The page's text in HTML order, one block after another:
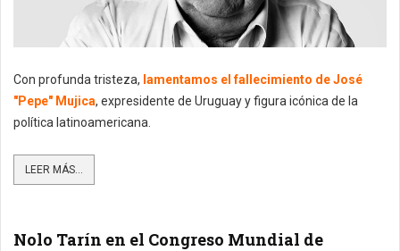
Con profunda tristeza, lamentamos el fallecimiento de José
"Pepe" Mujica, expresidente de Uruguay y figura icónica de la
política latinoamericana.
LEER MÁS...
Nolo Tarín en el Congreso Mundial de